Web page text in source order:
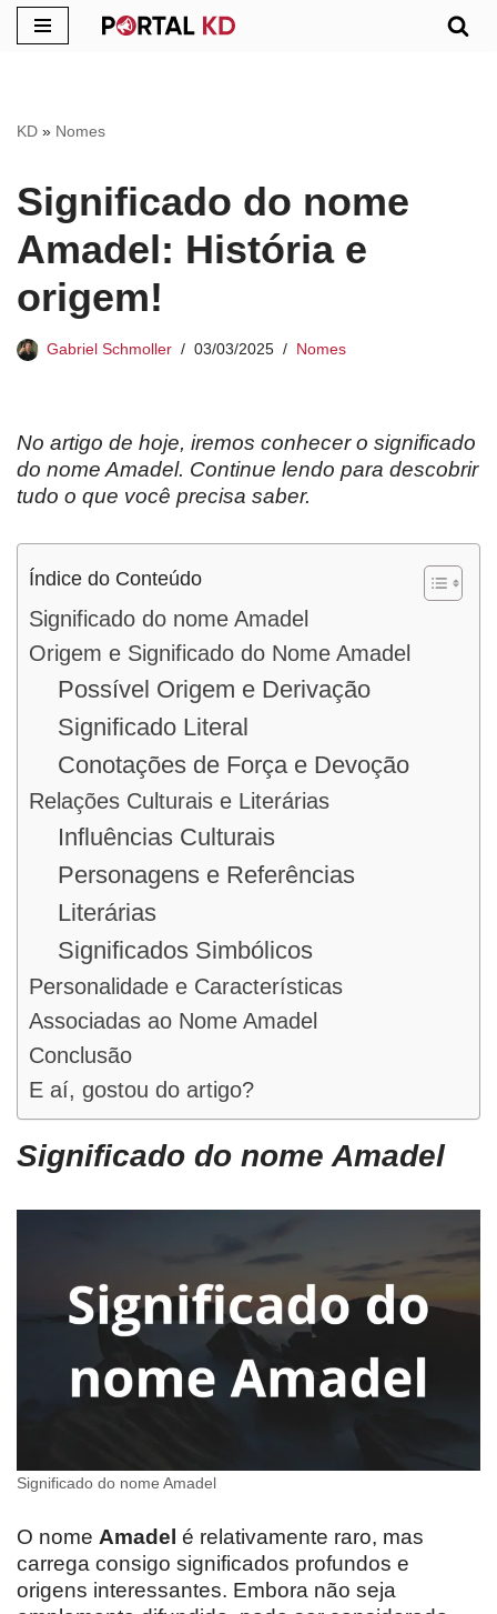
conteúdo
KD » Nomes
Significado do nome
Amadel: História e
origem!
Gabriel Schmoller 03/03/2025 Nomes
No artigo de hoje, iremos conhecer o significado
do nome Amadel. Continue lendo para descobrir
tudo o que você precisa saber.
Índice do Conteúdo
Significado do nome Amadel
Origem e Significado do Nome Amadel
Possível Origem e Derivação
Significado Literal
Conotações de Força e Devoção
Relações Culturais e Literárias
Influências Culturais
Personagens e Referências
Literárias
Significados Simbólicos
Personalidade e Características
Associadas ao Nome Amadel
Conclusão
E aí, gostou do artigo?
Significado do nome Amadel
Significado do nome Amadel
O nome Amadel é relativamente raro, mas
carrega consigo significados profundos e
origens interessantes. Embora não seja